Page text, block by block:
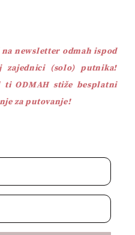
newsletter odmah ispod
(solo) putnika!
ODMAH stiže besplatni
za putovanje!